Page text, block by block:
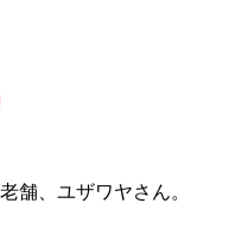
舗、ユザワヤさん。